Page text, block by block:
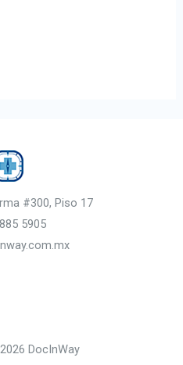
#300, Piso 17
5905
DocInWay